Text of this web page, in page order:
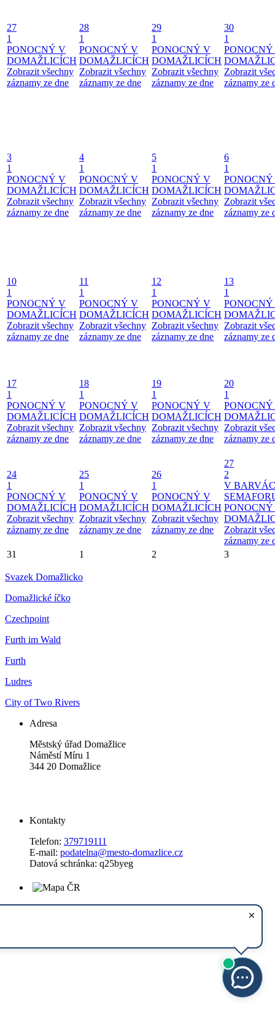
27
1
PONOCNÝ V
DOMAŽLICÍCH
Zobrazit všechny
záznamy ze dne
28
1
PONOCNÝ V
DOMAŽLICÍCH
Zobrazit všechny
záznamy ze dne
29
1
PONOCNÝ V
DOMAŽLICÍCH
Zobrazit všechny
záznamy ze dne
30
1
Zobrazit
záznamy ze
3
1
PONOCNÝ V
DOMAŽLICÍCH
Zobrazit všechny
záznamy ze dne
4
1
PONOCNÝ V
DOMAŽLICÍCH
Zobrazit všechny
záznamy ze dne
5
1
PONOCNÝ V
DOMAŽLICÍCH
Zobrazit všechny
záznamy ze dne
6
1
Zobrazit
záznamy ze
10
1
PONOCNÝ V
DOMAŽLICÍCH
Zobrazit všechny
záznamy ze dne
11
1
PONOCNÝ V
DOMAŽLICÍCH
Zobrazit všechny
záznamy ze dne
12
1
PONOCNÝ V
DOMAŽLICÍCH
Zobrazit všechny
záznamy ze dne
13
1
Zobrazit
záznamy ze
17
1
PONOCNÝ V
DOMAŽLICÍCH
Zobrazit všechny
záznamy ze dne
18
1
PONOCNÝ V
DOMAŽLICÍCH
Zobrazit všechny
záznamy ze dne
19
1
PONOCNÝ V
DOMAŽLICÍCH
Zobrazit všechny
záznamy ze dne
20
1
Zobrazit
záznamy ze
24
1
PONOCNÝ V
DOMAŽLICÍCH
Zobrazit všechny
záznamy ze dne
25
1
PONOCNÝ V
DOMAŽLICÍCH
Zobrazit všechny
záznamy ze dne
26
1
PONOCNÝ V
DOMAŽLICÍCH
Zobrazit všechny
záznamy ze dne
27
2
V
Zobrazit
záznamy ze
31
1 2 3
Svazek Domažlicko
Domažlické íčko
Czechpoint
Furth im Wald
Furth
Ludres
City of Two Rivers
Adresa
Městský úřad Domažlice
Náměstí Míru 1
344 20 Domažlice
Kontakty
Telefon: 379719111
E-mail: podatelna@mesto-domazlice.cz
Datová schránka: q25byeg